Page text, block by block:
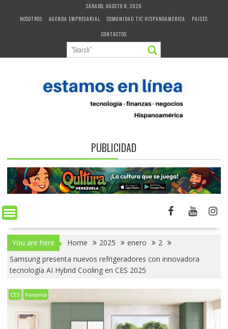
SÁBADO, AGOSTO 8, 2026
NOSOTROS
AGENDA EMPRESARIAL COMUNIDAD TIC HISPANOAMÉRICA
PAISES
CONTACTOS
PUBLICIDAD
You are here Home 2025 enero
2
Samsung presenta nuevos refrigeradores con innovadora
tecnología AI Hybrid Cooling en CES 2025
CES Panamá